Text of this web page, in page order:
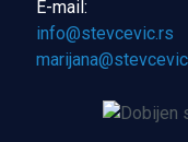
E-mail: